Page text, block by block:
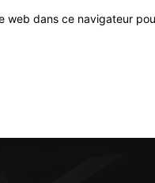
web dans ce navigateur